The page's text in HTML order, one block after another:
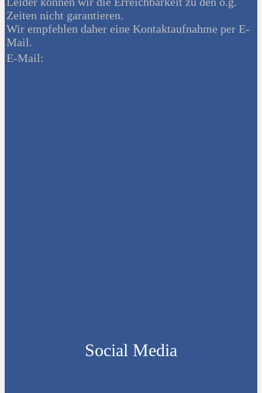
Zeiten nicht garantieren.
Wir empfehlen daher eine Kontaktaufnahme per E-
Mail.
E-Mail:
Social Media